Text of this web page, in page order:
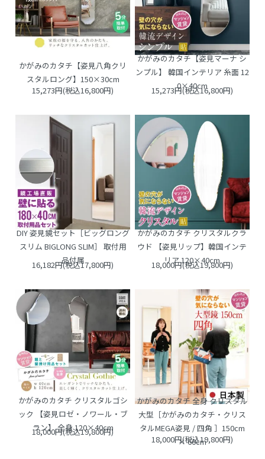
かがみのカタチ【姿見八角クリ
スタルロング】150×30cm
15,273円(税込16,800円)
かがみのカタチ【姿見マーナ シ
ンプル】 韓国インテリア 糸面 12
0×40cm
15,273円(税込16,800円)
DIY 姿見鏡セット［ビッグロング
スリム BIGLONG SLIM］ 取付用
品付属
16,182円(税込17,800円)
かがみのカタチ クリスタルクラ
ウド 【姿見リップ】韓国インテ
リア 120×40cm
18,000円(税込19,800円)
かがみのカタチ クリスタルゴシ
ック 【姿見ロゼ・ノワール・ブ
ラン】 全身 120×40cm
18,000円(税込19,800円)
かがみのカタチ 全身 クリスタル
大型［かがみのカタチ・クリス
タルMEGA姿見 / 四角 ］150cm
× 60cm
18,000円(税込19,800円)